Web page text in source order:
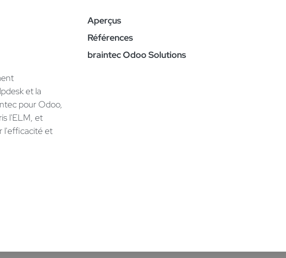
et la
pour Odoo,
l'ELM, et
l'efficacité et
Aperçus
Références
braintec Odoo Solutions